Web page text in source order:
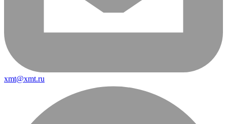
xmt@xmt.ru